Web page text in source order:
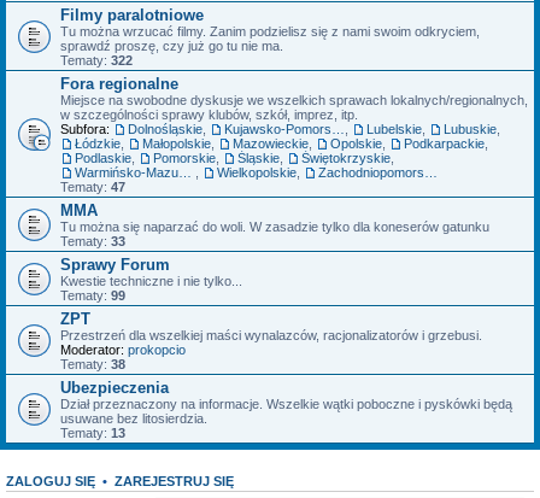
Filmy paralotniowe
Tu można wrzucać filmy. Zanim podzielisz się z nami swoim odkryciem,
sprawdź proszę, czy już go tu nie ma.
Tematy: 322
Fora regionalne
Miejsce na swobodne dyskusje we wszelkich sprawach lokalnych/regionalnych,
w szczególności sprawy klubów, szkół, imprez, itp.
Subfora:
Dolnośląskie Lubelskie Lubuskie
Łódzkie
Małopolskie Mazowieckie Opolskie Podkarpackie
Podlaskie
Pomorskie Śląskie Świętokrzyskie
Wielkopolskie
Tematy: 47
MMA
Tu można się naparzać do woli. W zasadzie tylko dla koneserów gatunku
Tematy: 33
Sprawy Forum
Kwestie techniczne i nie tylko...
Tematy: 99
ZPT
Przestrzeń dla wszelkiej maści wynalazców, racjonalizatorów i grzebusi.
Moderator: prokopcio
Tematy: 38
Ubezpieczenia
Dział przeznaczony na informacje. Wszelkie wątki poboczne i pyskówki będą
usuwane bez litosierdzia.
Tematy: 13
ZALOGUJ SIĘ • ZAREJESTRUJ SIĘ